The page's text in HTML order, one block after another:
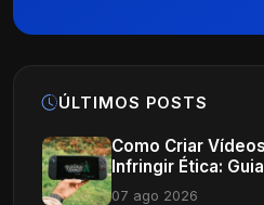
ÚLTIMOS POSTS
Como Criar
Infringir Ética:
Profissionais de
07 ago 2026